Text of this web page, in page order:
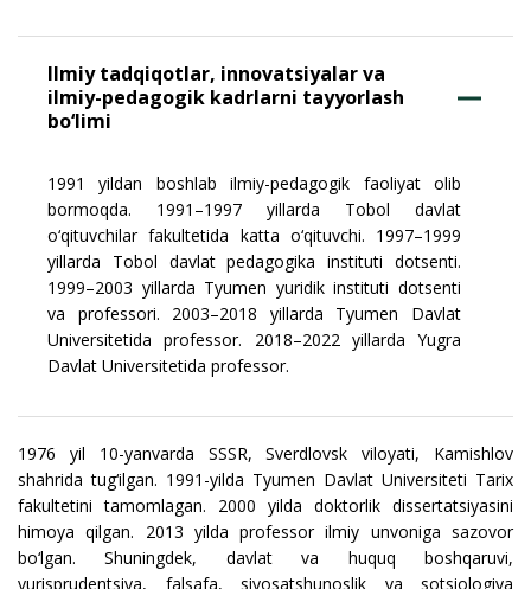
Ilmiy tadqiqotlar, innovatsiyalar va
ilmiy-pedagogik kadrlarni tayyorlash
bo‘limi
1991 yildan boshlab ilmiy-pedagogik faoliyat olib
bormoqda. 1991–1997 yillarda Tobol davlat
o‘qituvchilar fakultetida katta o‘qituvchi. 1997–1999
yillarda Tobol davlat pedagogika instituti dotsenti.
1999–2003 yillarda Tyumen yuridik instituti dotsenti
va professori. 2003–2018 yillarda Tyumen Davlat
Universitetida professor. 2018–2022 yillarda Yugra
Davlat Universitetida professor.
1976 yil 10-yanvarda SSSR, Sverdlovsk viloyati, Kamishlov
shahrida tug‘ilgan. 1991-yilda Tyumen Davlat Universiteti Tarix
fakultetini tamomlagan. 2000 yilda doktorlik dissertatsiyasini
himoya qilgan. 2013 yilda professor ilmiy unvoniga sazovor
bo‘lgan. Shuningdek, davlat va huquq boshqaruvi,
yurisprudentsiya, falsafa, siyosatshunoslik va sotsiologiya